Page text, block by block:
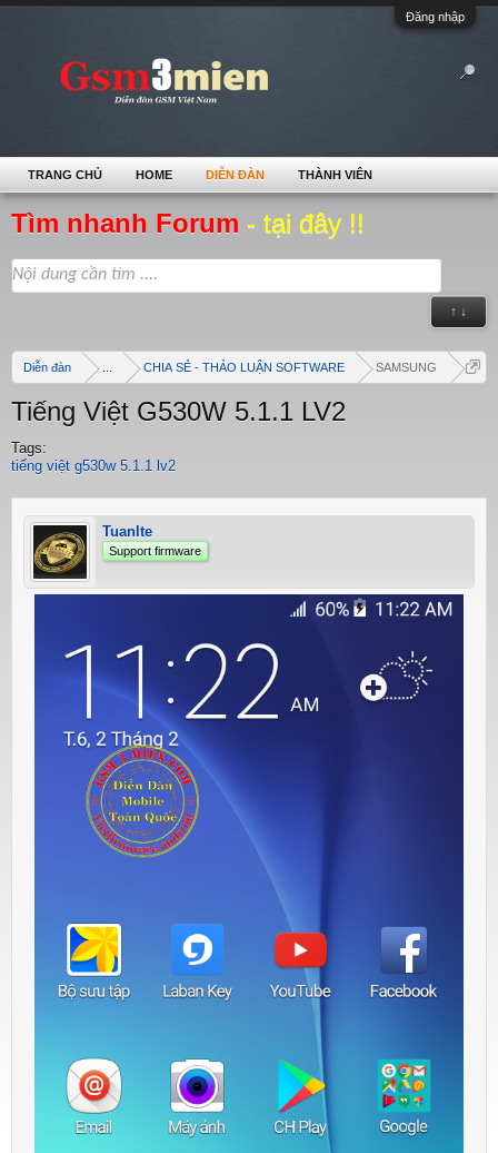
Đăng nhập
Tìm nhanh Forum - tại đây !!
↑ ↓
Diễn đàn CHIA SẺ - THẢO LUẬN SOFTWARE SAMSUNG
Tiếng Việt G530W 5.1.1 LV2
Tags:
tiếng việt g530w 5.1.1 lv2
Tuanlte
Support firmware
TRANG CHỦ HOME DIỄN ĐÀN THÀNH VIÊN